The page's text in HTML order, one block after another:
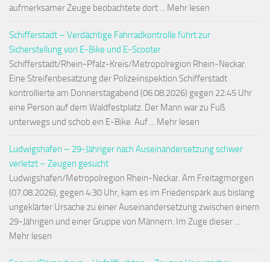
aufmerksamer Zeuge beobachtete dort ... Mehr lesen
Schifferstadt – Verdächtige Fahrradkontrolle führt zur
Sicherstellung von E-Bike und E-Scooter
Schifferstadt/Rhein-Pfalz-Kreis/Metropolregion Rhein-Neckar.
Eine Streifenbesatzung der Polizeiinspektion Schifferstadt
kontrollierte am Donnerstagabend (06.08.2026) gegen 22:45 Uhr
eine Person auf dem Waldfestplatz. Der Mann war zu Fuß
unterwegs und schob ein E-Bike. Auf ... Mehr lesen
Ludwigshafen – 29-Jähriger nach Auseinandersetzung schwer
verletzt – Zeugen gesucht
Ludwigshafen/Metropolregion Rhein-Neckar. Am Freitagmorgen
(07.08.2026), gegen 4:30 Uhr, kam es im Friedenspark aus bislang
ungeklärter Ursache zu einer Auseinandersetzung zwischen einem
29-Jährigen und einer Gruppe von Männern. Im Zuge dieser ...
Mehr lesen